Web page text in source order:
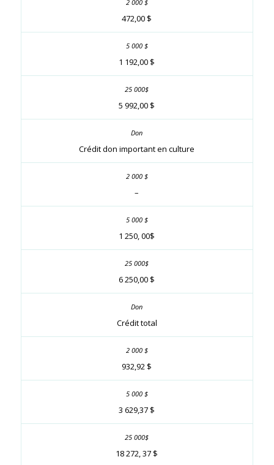
472,00 $
1 192,00 $
5 992,00 $
Crédit don important en culture
–
1 250, 00$
6 250,00 $
Crédit total
932,92 $
3 629,37 $
18 272, 37 $